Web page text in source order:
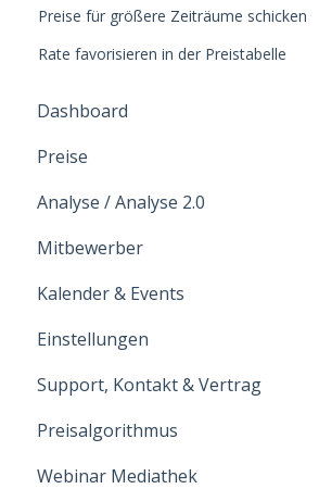
Preise für größere Zeiträume schicken
Rate favorisieren in der Preistabelle
Dashboard
Preise
Analyse / Analyse 2.0
Mitbewerber
Kalender & Events
Einstellungen
Hoteldaten
Benutzer
Intergrationen
Support, Kontakt & Vertrag
Preisalgorithmus
Webinar Mediathek